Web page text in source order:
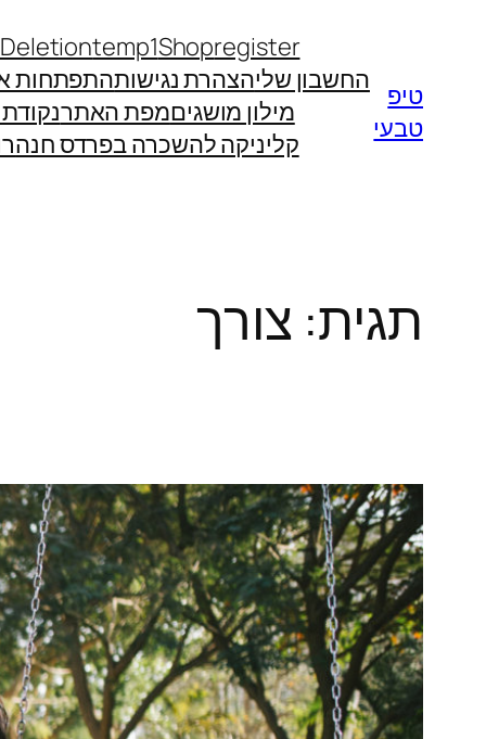
טיפ
טבעי
register
Shop
temp1
החשבון שליהצהרת נגישותהתפתחות
מילון מושגיםמפת האתר
קליניקה להשכרה בפרדס חנה
תגית: צורך